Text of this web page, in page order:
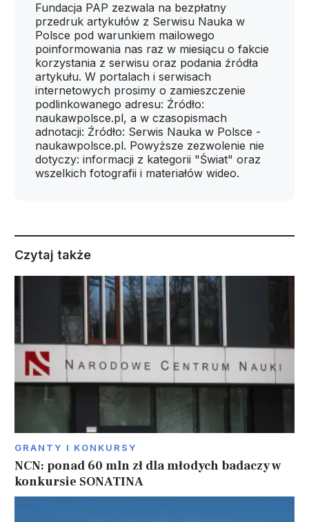
Fundacja PAP zezwala na bezpłatny
przedruk artykułów z Serwisu Nauka w
Polsce pod warunkiem mailowego
poinformowania nas raz w miesiącu o fakcie
korzystania z serwisu oraz podania źródła
artykułu. W portalach i serwisach
internetowych prosimy o zamieszczenie
podlinkowanego adresu: Źródło:
naukawpolsce.pl, a w czasopismach
adnotacji: Źródło: Serwis Nauka w Polsce -
naukawpolsce.pl. Powyższe zezwolenie nie
dotyczy: informacji z kategorii "Świat" oraz
wszelkich fotografii i materiałów wideo.
Czytaj także
GRANTY I KONKURSY
NCN: ponad 60 mln zł dla młodych badaczy w
konkursie SONATINA